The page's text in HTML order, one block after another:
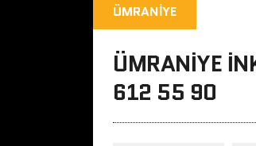
ÜMRANIYE
ÜMRANIYE
612 55 90